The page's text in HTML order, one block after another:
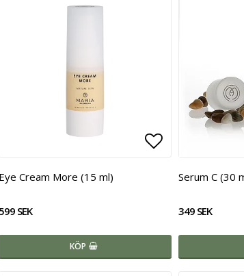
till i favoritlistan Lägg till i
Eye Cream More (15 ml)
599 SEK
KÖP
Serum C (30
349 SEK